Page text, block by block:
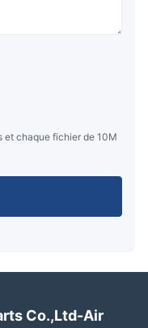
et chaque fichier de 10M
Co.,Ltd-Air